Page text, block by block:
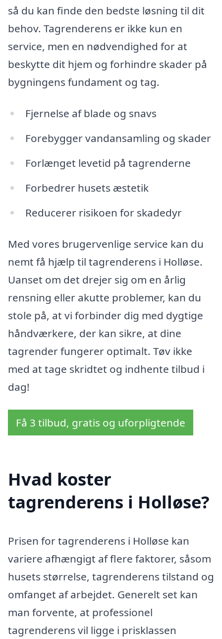
så du kan finde den bedste løsning til dit
behov. Tagrenderens er ikke kun en
service, men en nødvendighed for at
beskytte dit hjem og forhindre skader på
bygningens fundament og tag.
Fjernelse af blade og snavs
Forebygger vandansamling og skader
Forlænget levetid på tagrenderne
Forbedrer husets æstetik
Reducerer risikoen for skadedyr
Med vores brugervenlige service kan du
nemt få hjælp til tagrenderens i Holløse.
Uanset om det drejer sig om en årlig
rensning eller akutte problemer, kan du
stole på, at vi forbinder dig med dygtige
håndværkere, der kan sikre, at dine
tagrender fungerer optimalt. Tøv ikke
med at tage skridtet og indhente tilbud i
dag!
Få 3 tilbud, gratis og uforpligtende
Hvad koster
tagrenderens i Holløse?
Prisen for tagrenderens i Holløse kan
variere afhængigt af flere faktorer, såsom
husets størrelse, tagrenderens tilstand og
omfanget af arbejdet. Generelt set kan
man forvente, at professionel
tagrenderens vil ligge i prisklassen